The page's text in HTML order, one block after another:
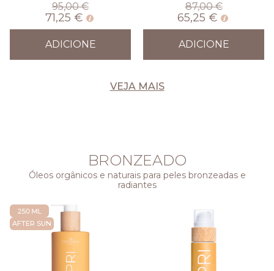
95,00 €
71,25 €
ADICIONE
87,00 €
65,25 €
ADICIONE
VEJA MAIS
BRONZEADO
Óleos orgânicos e naturais para peles bronzeadas e
radiantes
NEW SIZE
AFTER SUN